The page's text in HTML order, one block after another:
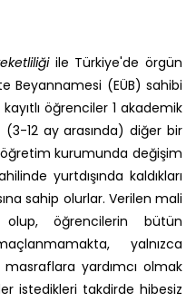
ile Türkiye'de örgün
Beyannamesi (EÜB) sahibi
öğrenciler 1 akademik
12 ay arasında) diğer bir
kurumunda değişim
yurtdışında kaldıkları
sahip olurlar. Verilen mali
öğrencilerin bütün
yalnızca
yardımcı olmak
istedikleri takdirde hibesiz